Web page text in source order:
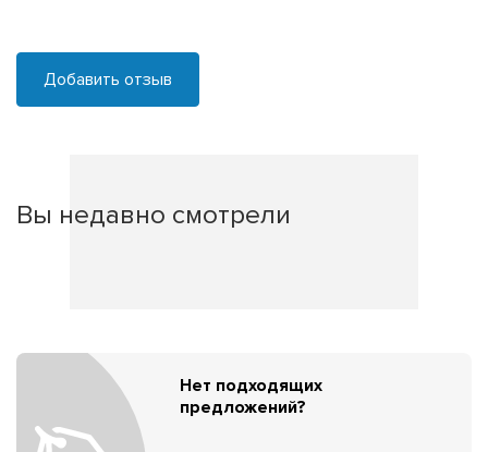
Добавить отзыв
Вы недавно смотрели
Нет подходящих
предложений?